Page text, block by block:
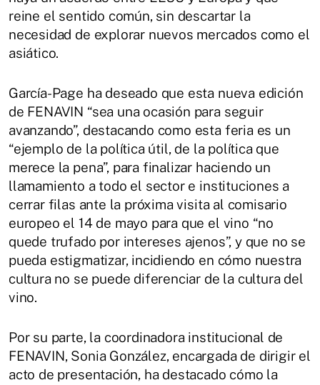
reine el sentido común, sin descartar la
necesidad de explorar nuevos mercados como el
asiático.
García-Page ha deseado que esta nueva edición
de FENAVIN “sea una ocasión para seguir
avanzando”, destacando como esta feria es un
“ejemplo de la política útil, de la política que
merece la pena”, para finalizar haciendo un
llamamiento a todo el sector e instituciones a
cerrar filas ante la próxima visita al comisario
europeo el 14 de mayo para que el vino “no
quede trufado por intereses ajenos”, y que no se
pueda estigmatizar, incidiendo en cómo nuestra
cultura no se puede diferenciar de la cultura del
vino.
Por su parte, la coordinadora institucional de
FENAVIN, Sonia González, encargada de dirigir el
acto de presentación, ha destacado cómo la